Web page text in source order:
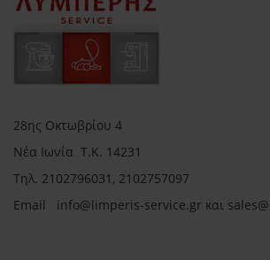
28ης Οκτωβρίου 4
Νέα Ιωνία Τ.Κ. 14231
Τηλ. 2102796031, 2102757097
Email info@limperis-service.gr και